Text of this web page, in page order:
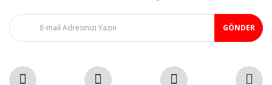
GÖNDER